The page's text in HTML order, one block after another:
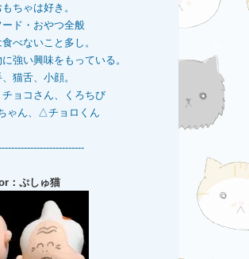
ちゃは好き。
ド・おやつ全般
べないこと多し。
強い興味をもっている。
猫舌、小顔。
ョコさん、くろちび
ゃん、△チョロくん
：ぷしゅ猫